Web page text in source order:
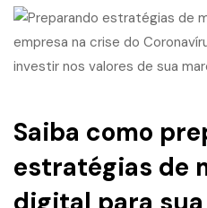
Saiba como
estratégias de